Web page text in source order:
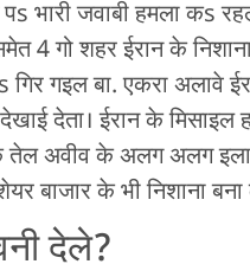
भारी जवाबी हमला कs
4 गो शहर ईरान के
गिर गइल बा. एकरा अलावे
देता। ईरान के
अवीव के अलग अलग
बाजार के भी निशाना
देले?